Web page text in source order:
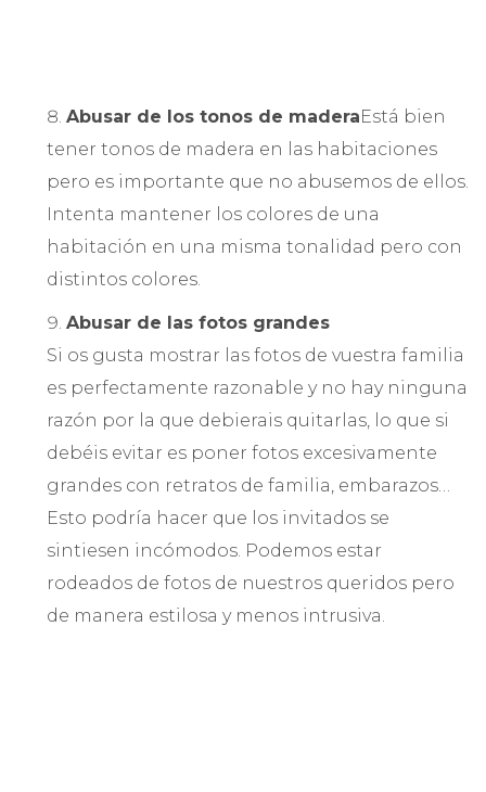
Abusar de los tonos de maderaEstá bien
tener tonos de madera en las habitaciones
pero es importante que no abusemos de ellos.
Intenta mantener los colores de una
habitación en una misma tonalidad pero con
distintos colores.
Abusar de las fotos grandes
Si os gusta mostrar las fotos de vuestra familia
es perfectamente razonable y no hay ninguna
razón por la que debierais quitarlas, lo que si
debéis evitar es poner fotos excesivamente
grandes con retratos de familia, embarazos…
Esto podría hacer que los invitados se
sintiesen incómodos. Podemos estar
rodeados de fotos de nuestros queridos pero
de manera estilosa y menos intrusiva.